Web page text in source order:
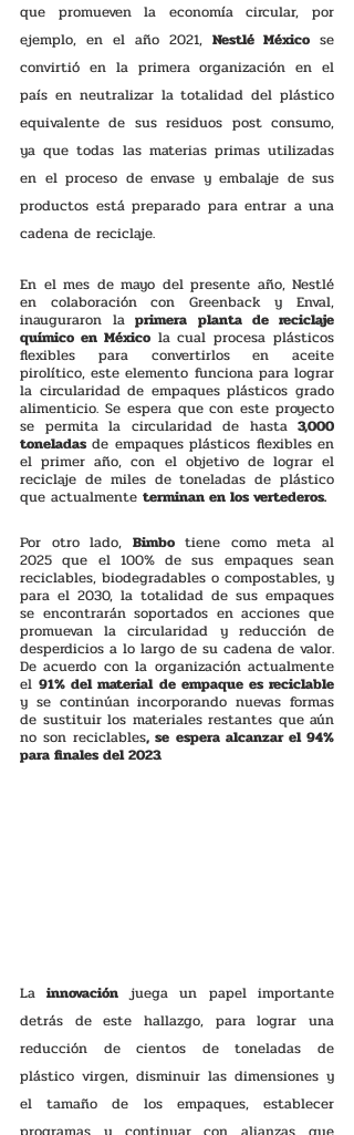
que promueven la economía circular, por
ejemplo, en el año 2021, Nestlé México se
convirtió en la primera organización en el
país en neutralizar la totalidad del plástico
equivalente de sus residuos post consumo,
ya que todas las materias primas utilizadas
en el proceso de envase y embalaje de sus
productos está preparado para entrar a una
cadena de reciclaje.
En el mes de mayo del presente año, Nestlé
en colaboración con Greenback y Enval,
inauguraron la primera planta de reciclaje
químico en México la cual procesa plásticos
flexibles para convertirlos en aceite
pirolítico, este elemento funciona para lograr
la circularidad de empaques plásticos grado
alimenticio. Se espera que con este proyecto
se permita la circularidad de hasta 3,000
toneladas de empaques plásticos flexibles en
el primer año, con el objetivo de lograr el
reciclaje de miles de toneladas de plástico
que actualmente terminan en los vertederos.
Por otro lado, Bimbo tiene como meta al
2025 que el 100% de sus empaques sean
reciclables, biodegradables o compostables, y
para el 2030, la totalidad de sus empaques
se encontrarán soportados en acciones que
promuevan la circularidad y reducción de
desperdicios a lo largo de su cadena de valor.
De acuerdo con la organización actualmente
el
y se continúan incorporando nuevas formas
de sustituir los materiales restantes que aún
no son reciclables, se espera alcanzar el 94%
para finales del 2023.
La innovación juega un papel importante
detrás de este hallazgo, para lograr una
reducción de cientos de toneladas de
plástico virgen, disminuir las dimensiones y
el tamaño de los empaques, establecer